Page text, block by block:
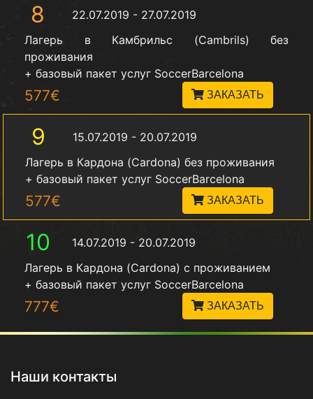
8
22.07.2019 - 27.07.2019
Лагерь в Камбрильс (Cambrils) без
проживания
+ базовый пакет услуг SoccerBarcelona
577€ ЗАКАЗАТЬ
9
15.07.2019 - 20.07.2019
Лагерь в Кардона (Cardona) без проживания
+ базовый пакет услуг SoccerBarcelona
577€ ЗАКАЗАТЬ
10
14.07.2019 - 20.07.2019
Лагерь в Кардона (Cardona) с проживанием
+ базовый пакет услуг SoccerBarcelona
777€ ЗАКАЗАТЬ
Наши контакты